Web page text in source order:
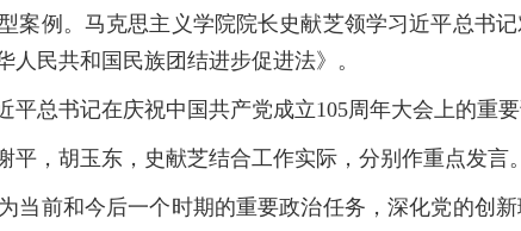
案例。马克思主义学院院长史献芝领学习近平总书
民共和国民族团结进步促进法》。
书记在庆祝中国共产党成立105周年大会上的重要
胡玉东，史献芝结合工作实际，分别作重点发言。
前和今后一个时期的重要政治任务，深化党的创